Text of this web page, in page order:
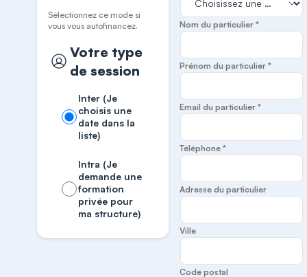
Sélectionnez ce mode si
vous vous autofinancez.
Votre type
de session
Inter (Je
choisis une
date dans la
liste)
Intra (Je
demande une
formation
privée pour
ma structure)
Nom du particulier *
Prénom du particulier *
Email du particulier *
Téléphone *
Adresse du particulier
Ville
Code postal